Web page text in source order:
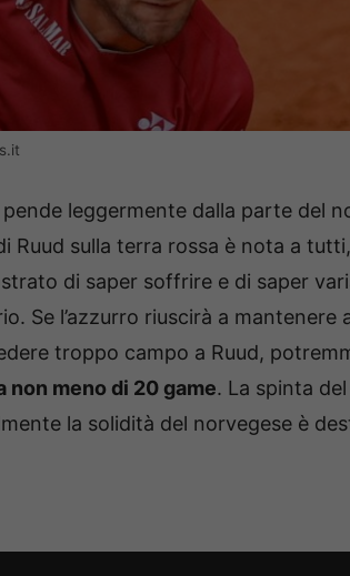
leggermente dalla parte del
Ruud sulla terra rossa è nota a
di saper soffrire e di saper
Se l’azzurro riuscirà a mantenere
troppo campo a Ruud,
non meno di 20 game. La spinta
la solidità del norvegese è